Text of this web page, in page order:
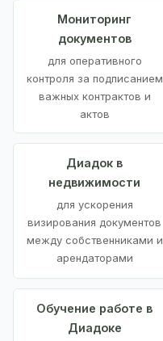
Мониторинг
документов
для оперативного
контроля за подписанием
важных контрактов и
актов
Диадок в
недвижимости
для ускорения
визирования документов
между собственниками и
арендаторами
Обучение работе в
Диадоке